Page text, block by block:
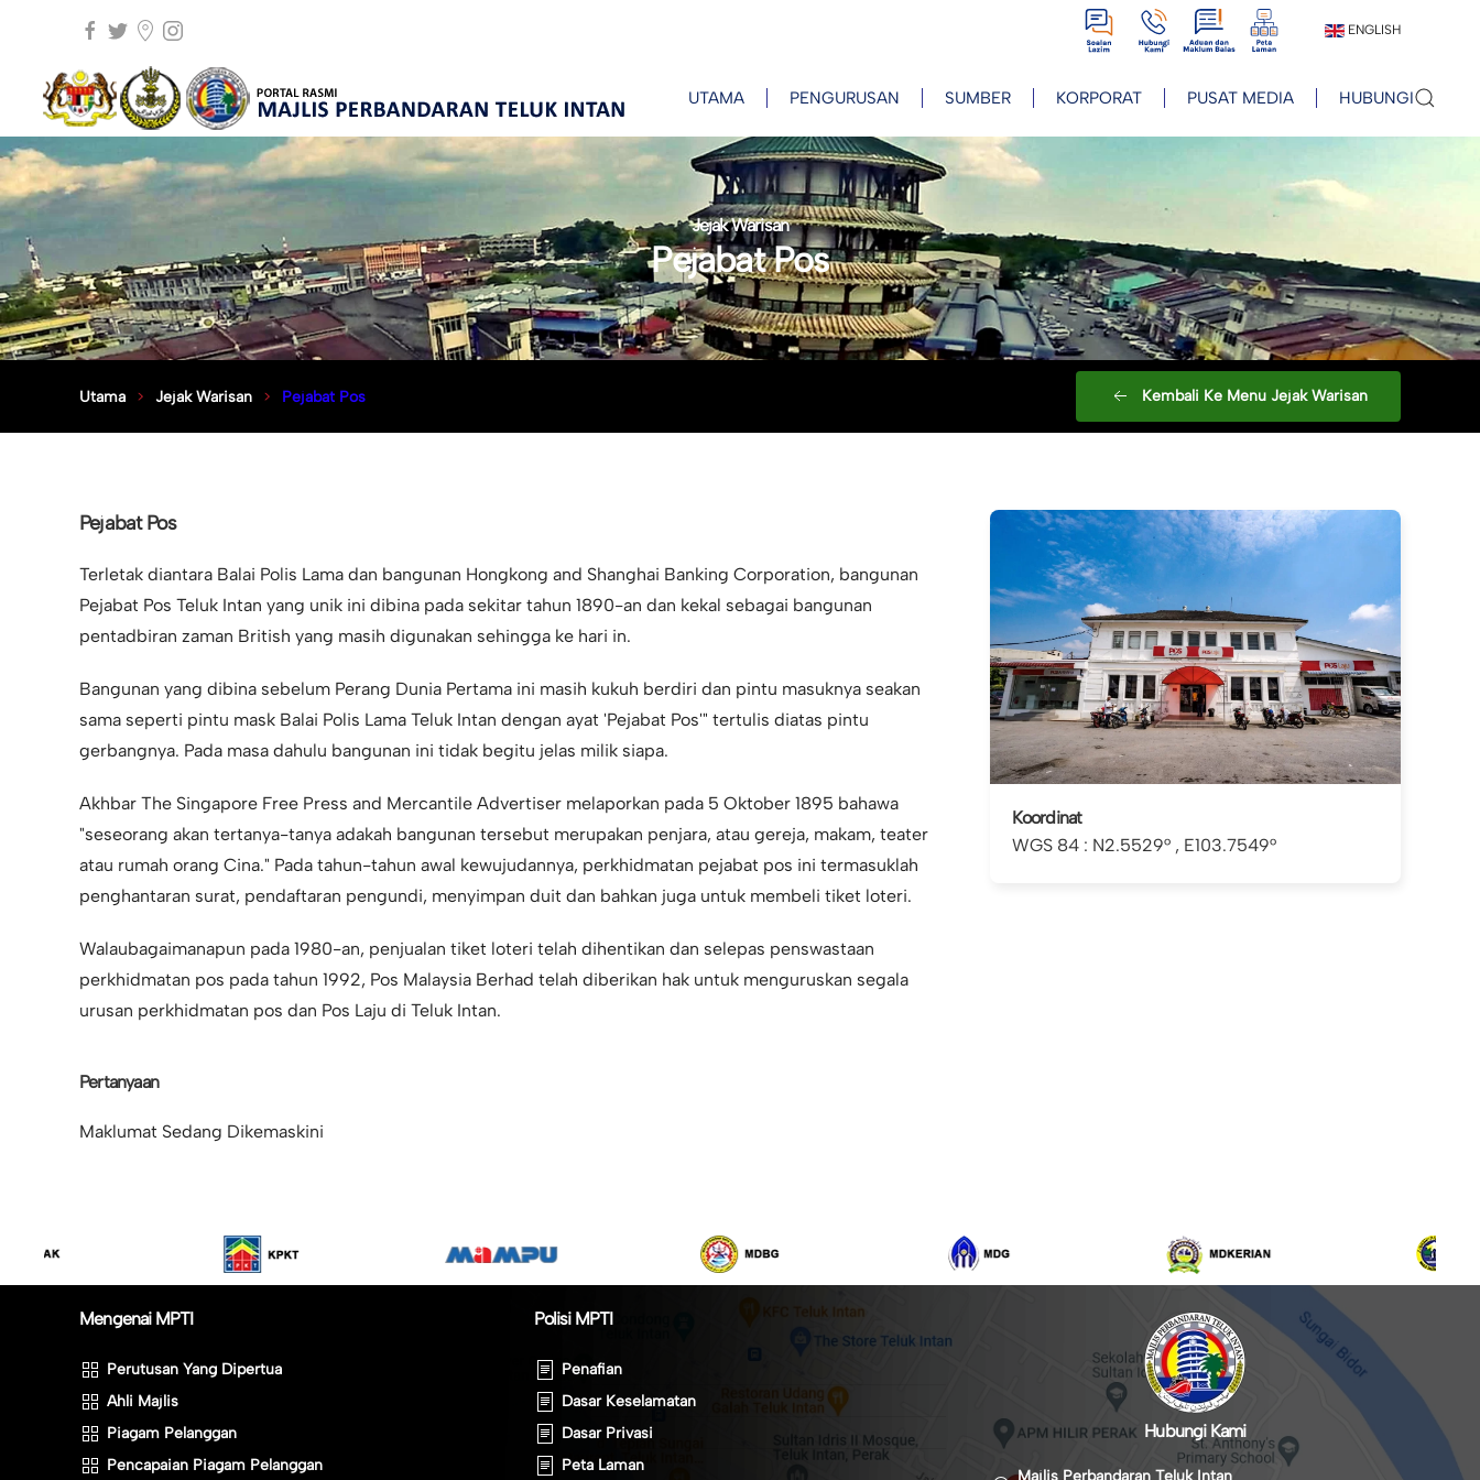
View View View View ENGLISH
UTAMA PENGURUSAN SUMBER KORPORAT PUSAT MEDIA HUBUNGI
Jejak Warisan
Pejabat Pos
Utama Jejak Warisan Pejabat Pos Kembali Ke Menu Jejak Warisan
Pejabat Pos
Terletak diantara Balai Polis Lama dan bangunan Hongkong and Shanghai Banking Corporation, bangunan
Pejabat Pos Teluk Intan yang unik ini dibina pada sekitar tahun 1890-an dan kekal sebagai bangunan
pentadbiran zaman British yang masih digunakan sehingga ke hari in.
Bangunan yang dibina sebelum Perang Dunia Pertama ini masih kukuh berdiri dan pintu masuknya seakan
sama seperti pintu mask Balai Polis Lama Teluk Intan dengan ayat 'Pejabat Pos'" tertulis diatas pintu
gerbangnya. Pada masa dahulu bangunan ini tidak begitu jelas milik siapa.
Akhbar The Singapore Free Press and Mercantile Advertiser melaporkan pada 5 Oktober 1895 bahawa
"seseorang akan tertanya-tanya adakah bangunan tersebut merupakan penjara, atau gereja, makam, teater
atau rumah orang Cina." Pada tahun-tahun awal kewujudannya, perkhidmatan pejabat pos ini termasuklah
penghantaran surat, pendaftaran pengundi, menyimpan duit dan bahkan juga untuk membeli tiket loteri.
Walaubagaimanapun pada 1980-an, penjualan tiket loteri telah dihentikan dan selepas penswastaan
perkhidmatan pos pada tahun 1992, Pos Malaysia Berhad telah diberikan hak untuk menguruskan segala
urusan perkhidmatan pos dan Pos Laju di Teluk Intan.
Pertanyaan
Maklumat Sedang Dikemaskini
Koordinat
WGS 84 : N2.5529° , E103.7549°
Mengenai MPTI
Perutusan Yang Dipertua
Ahli Majlis
Piagam Pelanggan
Pencapaian Piagam Pelanggan
Polisi MPTI
Penafian
Dasar Keselamatan
Dasar Privasi
Peta Laman
Hubungi Kami
Majlis Perbandaran Teluk Intan